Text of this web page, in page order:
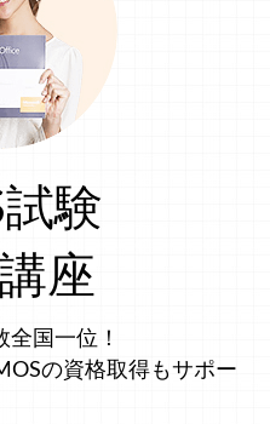
験
座
国一位！
の資格取得もサポー